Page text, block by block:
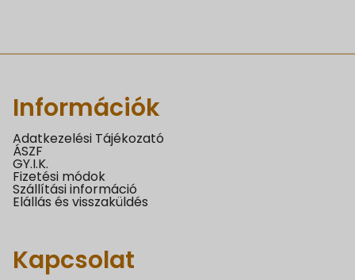
Információk
Adatkezelési Tájékozató
ÁSZF
GY.I.K.
Fizetési módok
Szállítási információ
Elállás és visszaküldés
Kapcsolat